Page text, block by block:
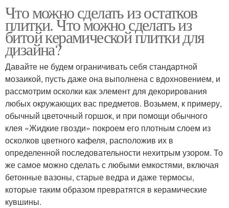
Что можно сделать из остатков
плитки. Что можно сделать из
битой керамической плитки для
дизайна?
Давайте не будем ограничивать себя стандартной
мозаикой, пусть даже она выполнена с вдохновением, и
рассмотрим осколки как элемент для декорирования
любых окружающих вас предметов. Возьмем, к примеру,
обычный цветочный горшок, и при помощи обычного
клея «Жидкие гвозди» покроем его плотным слоем из
осколков цветного кафеля, расположив их в
определенной последовательности нехитрым узором. То
же самое можно сделать с любыми емкостями, включая
бетонные вазоны, старые ведра и даже термосы,
которые таким образом превратятся в керамические
кувшины.